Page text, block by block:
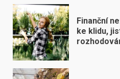
Finanční
ke klidu,